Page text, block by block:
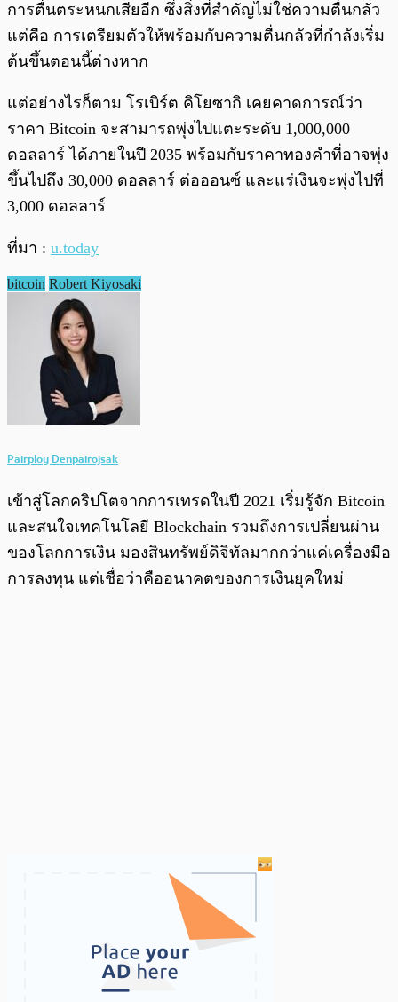
การตื่นตระหนกเสียอีก ซึ่งสิ่งที่สำคัญไม่ใช่ความตื่นกลัว
แต่คือ การเตรียมตัวให้พร้อมกับความตื่นกลัวที่กำลังเริ่ม
ต้นขึ้นตอนนี้ต่างหาก
แต่อย่างไรก็ตาม โรเบิร์ต คิโยซากิ เคยคาดการณ์ว่า
ราคา Bitcoin จะสามารถพุ่งไปแตะระดับ 1,000,000
ดอลลาร์ ได้ภายในปี 2035 พร้อมกับราคาทองคำที่อาจพุ่ง
ขึ้นไปถึง 30,000 ดอลลาร์ ต่อออนซ์ และแร่เงินจะพุ่งไปที่
3,000 ดอลลาร์
ที่มา : u.today
bitcoin Robert Kiyosaki
Pairploy Denpairojsak
เข้าสู่โลกคริปโตจากการเทรดในปี 2021 เริ่มรู้จัก Bitcoin
และสนใจเทคโนโลยี Blockchain รวมถึงการเปลี่ยนผ่าน
ของโลกการเงิน มองสินทรัพย์ดิจิทัลมากกว่าแค่เครื่องมือ
การลงทุน แต่เชื่อว่าคืออนาคตของการเงินยุคใหม่